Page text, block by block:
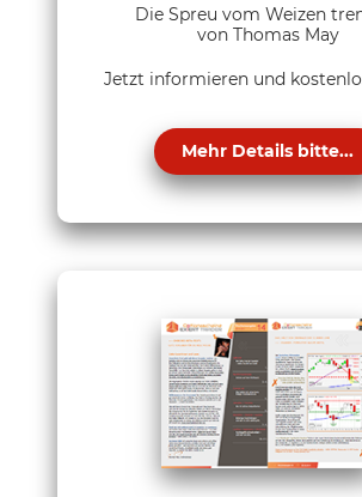
Die Spreu vom Weizen
von Thomas May
Jetzt informieren und
Mehr Details bitte...